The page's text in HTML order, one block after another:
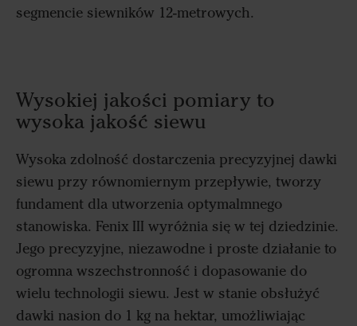
segmencie siewników 12-metrowych.
Wysokiej jakości pomiary to
wysoka jakość siewu
Wysoka zdolność dostarczenia precyzyjnej dawki
siewu przy równomiernym przepływie, tworzy
fundament dla utworzenia optymalmnego
stanowiska. Fenix III wyróżnia się w tej dziedzinie.
Jego precyzyjne, niezawodne i proste działanie to
ogromna wszechstronność i dopasowanie do
wielu technologii siewu. Jest w stanie obsłużyć
dawki nasion do 1 kg na hektar, umożliwiając